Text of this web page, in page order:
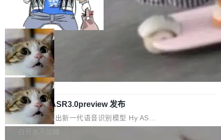
b 安装 支持 Java 8+（8~26）、macOS / Linu
x / Windows / Harmony PC。 # macOS / Linu
x / Harmony PC curl -fsSL https://solon.noea
r.org/solon...
个文件，其规模远超单次模型调用可承载的上下
文窗口。随着项目规模的持续扩张与代码历史的
不断累积，代码仓中的模块关系、接口契约、业
务逻辑等关键信息往往分散于数十乃至数百个文
件之中，形成高度复杂的知识关联网络。传统的
代码检索手段（如关键词匹配、目录遍历）仅能
在语法层面完成文本定位，难以触及代码的语义
内涵与结构关联，导致开发者使用代码智能体在
理解大规模代码仓时面临显著"代码仓理解"瓶
颈。 代码仓深度理解服务（以下简称" CodeBas
e深度理解服务"）是华为云码道（CodeA...
一条“删库”命令跑 17 小时，算法工程
师删光 89TB 数据只为干私活
最高人民检察院8月4日公布了一起案件：北京一
名90后算法工程师王某，为了给自己接的私活腾
服务器空间，删光了公司AI游戏部门的全部核心
数据。 王某2024年1月入职东城区某科技公司AI
短剧部门，有互联网大厂背景。在公司内部架构
调整期间，部门三次通知全员将数据从A集群迁
移到B集群，王某都回复了"收到"。 他没有迁移
数据。2024年9月3日下午4点，他使用此前登录
的账号密码进入A集群，输入了一条被程序员圈
称为"删库跑路"的命令——最高管理员权限、无
局
Cloudflare 分享推理优化实践：KV ca
che 量化 + 权重压缩，吞吐量提升 4
1%，成本降 30%
Kimi 和 GLM 是当前最强的大模型系列之一，但
它们有一个共同的问题：太吃显存了。月之暗面
的 Kimi K 系列和智谱的 GLM 都是长上下文、M
oE 架构的大模型，好用到让人上瘾，但 GPU 显
存永远不够用。 Cloudflare 的 Workers AI 团队
一直在跑这些模型的推理。他们在官方博客上发
局
腾讯混元 Hy ASR3.0preview 发布
腾讯混元正式推出新一代语音识别模型 Hy ASR
3.0preview。基于最新一代大语言模型 Hy3 的
白开水不加糖